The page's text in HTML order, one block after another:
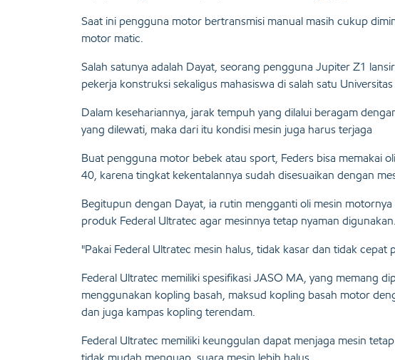
Saat ini pengguna motor bertransmisi manual masih cukup
motor matic.
Salah satunya adalah Dayat, seorang pengguna Jupiter Z1
pekerja konstruksi sekaligus mahasiswa di salah satu
Dalam kesehariannya, jarak tempuh yang dilalui beragam
yang dilewati, maka dari itu kondisi mesin juga harus terjaga
Buat pengguna motor bebek atau sport, Feders bisa memakai
40, karena tingkat kekentalannya sudah disesuaikan dengan
Begitupun dengan Dayat, ia rutin mengganti oli mesin
produk Federal Ultratec agar mesinnya tetap nyaman digunakan.
"Pakai Federal Ultratec mesin halus, tidak kasar dan tidak cepat
Federal Ultratec memiliki spesifikasi JASO MA, yang memang
menggunakan kopling basah, maksud kopling basah motor
dan juga kampas kopling terendam.
Federal Ultratec memiliki keunggulan dapat menjaga mesin